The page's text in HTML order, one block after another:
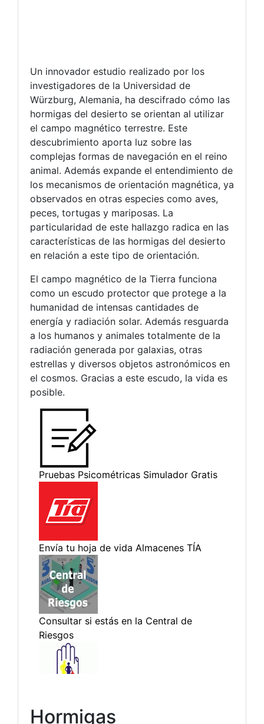
Un innovador estudio realizado por los
investigadores de la Universidad de
Würzburg, Alemania, ha descifrado cómo las
hormigas del desierto se orientan al utilizar
el campo magnético terrestre. Este
descubrimiento aporta luz sobre las
complejas formas de navegación en el reino
animal. Además expande el entendimiento de
los mecanismos de orientación magnética, ya
observados en otras especies como aves,
peces, tortugas y mariposas. La
particularidad de este hallazgo radica en las
características de las hormigas del desierto
en relación a este tipo de orientación.
El campo magnético de la Tierra funciona
como un escudo protector que protege a la
humanidad de intensas cantidades de
energía y radiación solar. Además resguarda
a los humanos y animales totalmente de la
radiación generada por galaxias, otras
estrellas y diversos objetos astronómicos en
el cosmos. Gracias a este escudo, la vida es
posible.
Hormigas